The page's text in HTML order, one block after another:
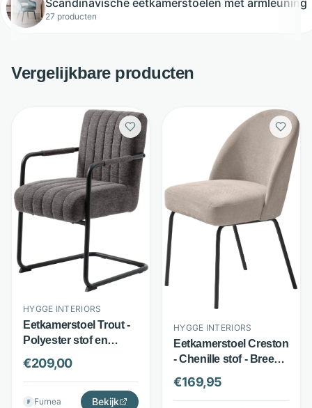
Scandinavische eetkamerstoelen met armleuning
27 producten
Vergelijkbare producten
HYGGE INTERIORS
Eetkamerstoel Trout -
Polyester stof en
metaal - Duurzame
bekleding -
Donkergrijs - Hygge
Interiors
€209,00
F Furnea Bekijk
HYGGE INTERIORS
Eetkamerstoel Creston
- Chenille stof - Breed
zitvlak en rugleuning -
Grijs - Hygge Interiors
€169,95